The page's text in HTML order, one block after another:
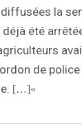
la
été
de
[…]«